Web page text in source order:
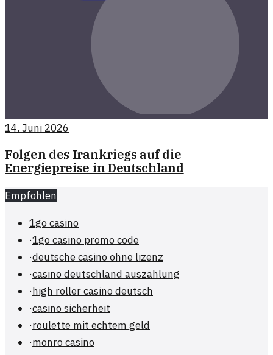
14. Juni 2026
Folgen des Irankriegs auf die
Energiepreise in Deutschland
Empfohlen
1go casino
·1go casino promo code
·deutsche casino ohne lizenz
·casino deutschland auszahlung
·high roller casino deutsch
·casino sicherheit
·roulette mit echtem geld
·monro casino